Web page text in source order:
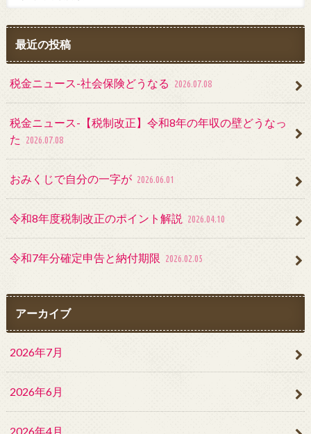
最近の投稿
税金ニュース-社会保険どうなる 2026.07.08
税金ニュース-【税制改正】令和8年の年収の壁どうなっ
た
2026.07.08
おみくじで自分の一字が 2026.06.01
令和8年度税制改正のポイント解説 2026.04.10
令和7年分確定申告と納付期限 2026.02.05
アーカイブ
2026年7月
2026年6月
2026年4月